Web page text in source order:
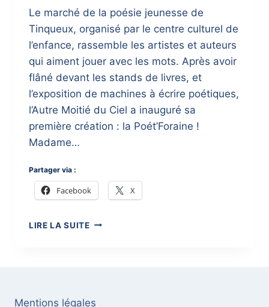
Le marché de la poésie jeunesse de
Tinqueux, organisé par le centre culturel de
l’enfance, rassemble les artistes et auteurs
qui aiment jouer avec les mots. Après avoir
flâné devant les stands de livres, et
l’exposition de machines à écrire poétiques,
l’Autre Moitié du Ciel a inauguré sa
première création : la Poét’Foraine !
Madame…
Partager via :
Facebook X
LIRE LA SUITELE
Mentions légales